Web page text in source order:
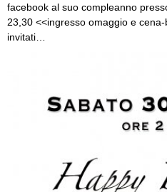
facebook al suo compleanno
23,30 <<ingresso omaggio e
invitati…